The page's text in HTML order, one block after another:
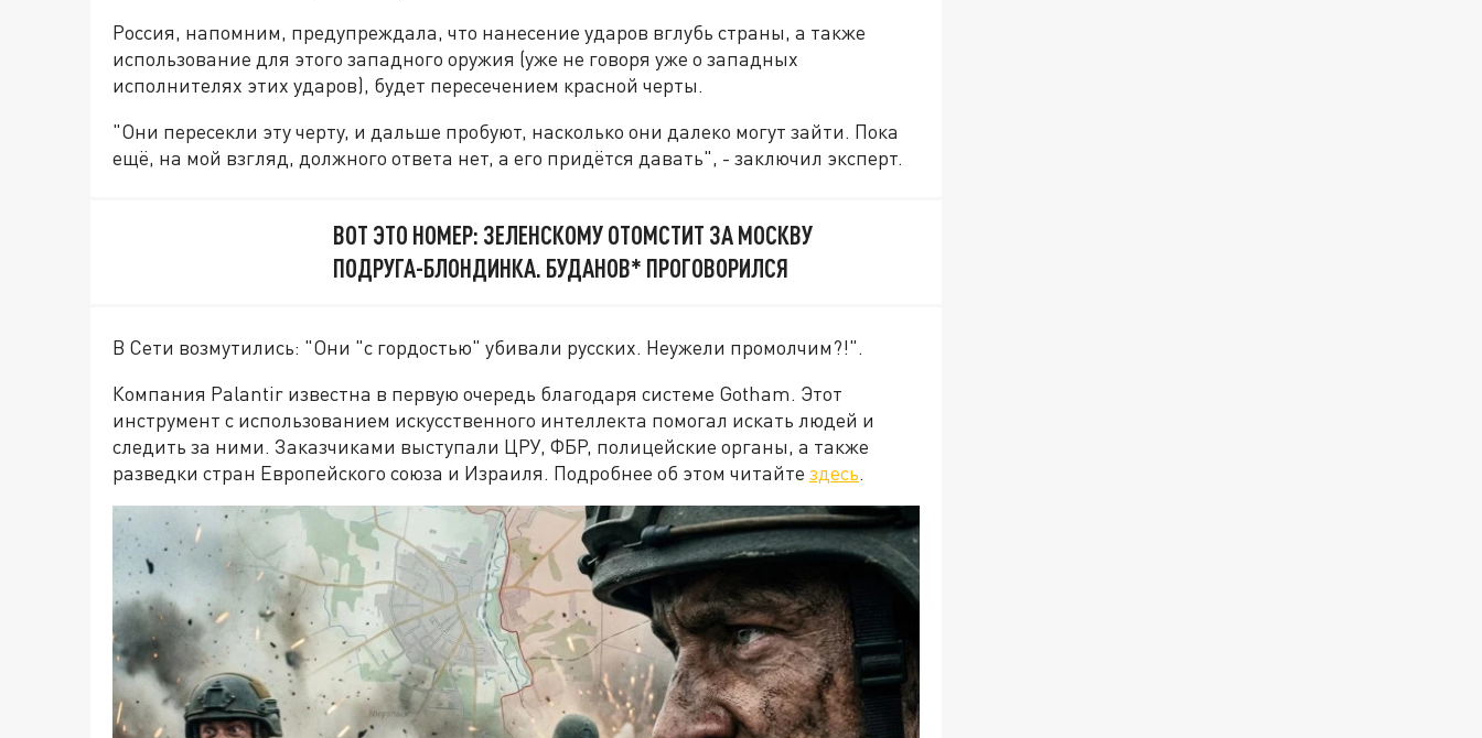
Россия, напомним, предупреждала, что нанесение ударов вглубь страны, а также
использование для этого западного оружия (уже не говоря уже о западных
исполнителях этих ударов), будет пересечением красной черты.
"Они пересекли эту черту, и дальше пробуют, насколько они далеко могут зайти. Пока
ещё, на мой взгляд, должного ответа нет, а его придётся давать", - заключил эксперт.
ВОТ ЭТО НОМЕР: ЗЕЛЕНСКОМУ ОТОМСТИТ ЗА МОСКВУ
ПОДРУГА-БЛОНДИНКА. БУДАНОВ* ПРОГОВОРИЛСЯ
В Сети возмутились: "Они "с гордостью" убивали русских. Неужели промолчим?!".
Компания Palantir известна в первую очередь благодаря системе Gotham. Этот
инструмент с использованием искусственного интеллекта помогал искать людей и
следить за ними. Заказчиками выступали ЦРУ, ФБР, полицейские органы, а также
разведки стран Европейского союза и Израиля. Подробнее об этом читайте здесь.